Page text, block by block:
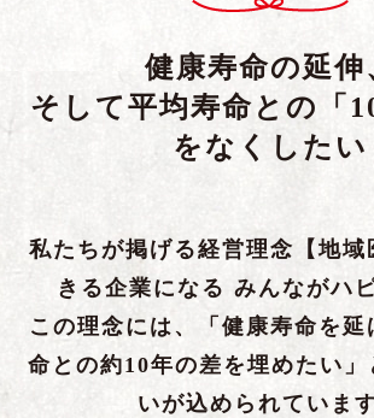
健康寿命の延伸
そして平均寿命との「
をなくしたい
私たちが掲げる経営理念【地域
きる企業になる みんながハ
この理念には、「健康寿命を延
命との約10年の差を埋めたい」
いが込められています